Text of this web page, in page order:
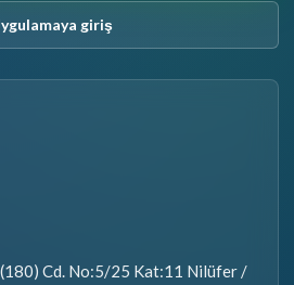
giriş
(180) Cd. No:5/25 Kat:11 Nilüfer /